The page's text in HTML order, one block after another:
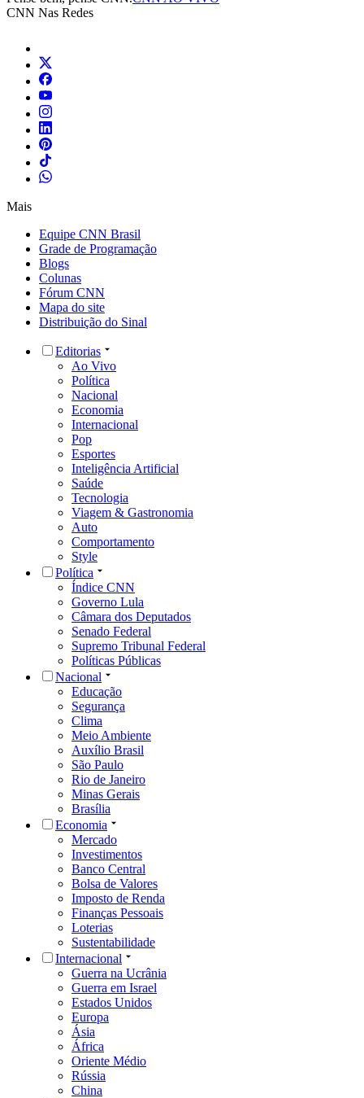
CNN Nas Redes
Mais
Equipe CNN Brasil
Grade de Programação
Blogs
Colunas
Fórum CNN
Mapa do site
Distribuição do Sinal
Editorias
Ao Vivo
Política
Nacional
Economia
Internacional
Pop
Esportes
Inteligência Artificial
Saúde
Tecnologia
Viagem & Gastronomia
Auto
Comportamento
Style
Política
Índice CNN
Governo Lula
Câmara dos Deputados
Senado Federal
Supremo Tribunal Federal
Políticas Públicas
Nacional
Educação
Segurança
Clima
Meio Ambiente
Auxílio Brasil
São Paulo
Rio de Janeiro
Minas Gerais
Brasília
Economia
Mercado
Investimentos
Banco Central
Bolsa de Valores
Imposto de Renda
Finanças Pessoais
Loterias
Sustentabilidade
Internacional
Guerra na Ucrânia
Guerra em Israel
Estados Unidos
Europa
Ásia
África
Oriente Médio
Rússia
China